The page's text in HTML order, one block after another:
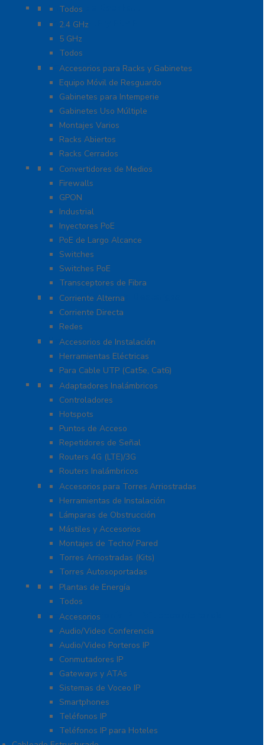
Enlaces de Backhaul
Todos
Enlaces PtP y PtMP
2.4 GHz
5 GHz
Todos
Racks y Gabinetes
Accesorios para Racks y Gabinetes
Equipo Móvil de Resguardo
Gabinetes para Intemperie
Gabinetes Uso Múltiple
Montajes Varios
Racks Abiertos
Racks Cerrados
Networking
Convertidores de Medios
Firewalls
GPON
Industrial
Inyectores PoE
PoE de Largo Alcance
Switches
Switches PoE
Transceptores de Fibra
Protección Contra Descargas
Corriente Alterna
Corriente Directa
Redes
Herramientas
Accesorios de Instalación
Herramientas Eléctricas
Para Cable UTP (Cat5e, Cat6)
Redes WIFI
Adaptadores Inalámbricos
Controladores
Hotspots
Puntos de Acceso
Repetidores de Señal
Routers 4G (LTE)/3G
Routers Inalámbricos
Torres y Mástiles
Accesorios para Torres Arriostradas
Herramientas de Instalación
Lámparas de Obstrucción
Mástiles y Accesorios
Montajes de Techo/ Pared
Torres Arriostradas (Kits)
Torres Autosoportadas
UPS / Respaldo
Plantas de Energía
Todos
VoIP – Telefonía IP – Videoconferencia
Accesorios
Audio/Video Conferencia
Audio/Video Porteros IP
Conmutadores IP
Gateways y ATAs
Sistemas de Voceo IP
Smartphones
Teléfonos IP
Teléfonos IP para Hoteles